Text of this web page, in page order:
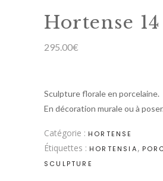
Hortense
295.00€
Sculpture florale en porcelaine.
En décoration murale ou à poser.
Catégorie : HORTENSE
Étiquettes : HORTENSIA,
SCULPTURE